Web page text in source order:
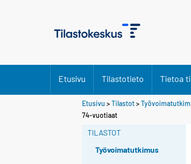
Etusivu Tilastotieto Tietoa
Etusivu >Tilastot>
74-vuotiaat
TILASTOT
Työvoimatutkimus